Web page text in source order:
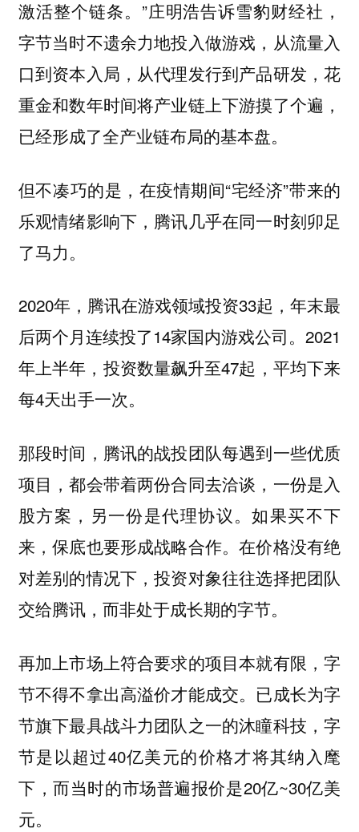
激活整个链条。”庄明浩告诉雪豹财经社，
字节当时不遗余力地投入做游戏，从流量入
口到资本入局，从代理发行到产品研发，花
重金和数年时间将产业链上下游摸了个遍，
已经形成了全产业链布局的基本盘。
但不凑巧的是，在疫情期间“宅经济”带来的
乐观情绪影响下，腾讯几乎在同一时刻卯足
了马力。
2020年，腾讯在游戏领域投资33起，年末最
后两个月连续投了14家国内游戏公司。2021
年上半年，投资数量飙升至47起，平均下来
每4天出手一次。
那段时间，腾讯的战投团队每遇到一些优质
项目，都会带着两份合同去洽谈，一份是入
股方案，另一份是代理协议。如果买不下
来，保底也要形成战略合作。在价格没有绝
对差别的情况下，投资对象往往选择把团队
交给腾讯，而非处于成长期的字节。
再加上市场上符合要求的项目本就有限，字
节不得不拿出高溢价才能成交。已成长为字
节旗下最具战斗力团队之一的沐瞳科技，字
节是以超过40亿美元的价格才将其纳入麾
下，而当时的市场普遍报价是20亿~30亿美
元。